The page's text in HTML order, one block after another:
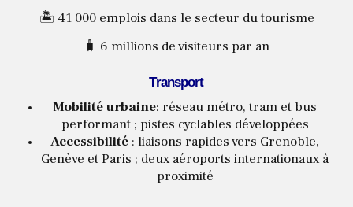
🏝️ 41 000 emplois dans le secteur du tourisme
🧳 6 millions de visiteurs par an
Transport
Mobilitéurbaine: réseau métro, tram et bus
performant ; pistes cyclables développées
Accessibilité : liaisons rapides vers Grenoble,
Genève et Paris ; deux aéroports internationaux à
proximité